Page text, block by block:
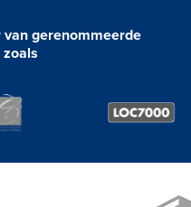
gerenommeerde